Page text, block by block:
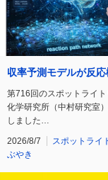
収率予測モデルが反応
第716回のスポットライ
化学研究所（中村研究室
しました…
2026/8/7 スポットライ
ぶやき